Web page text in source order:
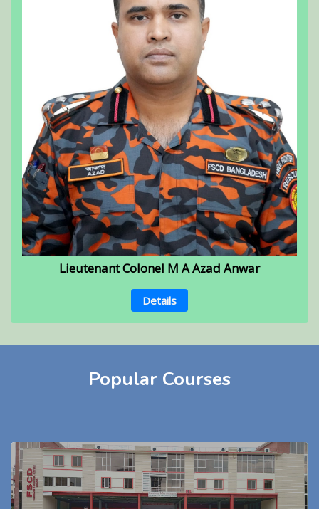
Lieutenant Colonel M A Azad Anwar
Details
Popular Courses